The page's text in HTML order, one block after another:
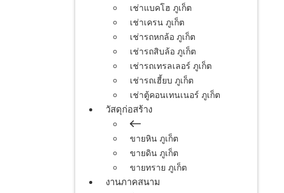
เช่าแบคโฮ ภูเก็ต
เช่าเครน ภูเก็ต
เช่ารถหกล้อ ภูเก็ต
เช่ารถสิบล้อ ภูเก็ต
เช่ารถเทรลเลอร์ ภูเก็ต
เช่ารถเฮี้ยบ ภูเก็ต
เช่าตู้คอนเทนเนอร์ ภูเก็ต
วัสดุก่อสร้าง
ขายหิน ภูเก็ต
ขายดิน ภูเก็ต
ขายทราย ภูเก็ต
งานภาคสนาม